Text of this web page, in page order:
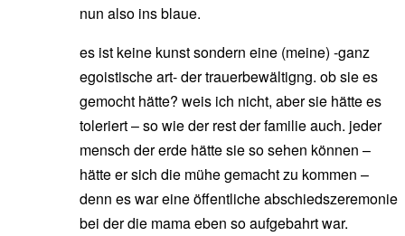
nun also ins blaue.
es ist keine kunst sondern eine (meine) -ganz
egoistische art- der trauerbewältigng. ob sie es
gemocht hätte? weis ich nicht, aber sie hätte es
toleriert – so wie der rest der familie auch. jeder
mensch der erde hätte sie so sehen können –
hätte er sich die mühe gemacht zu kommen –
denn es war eine öffentliche abschiedszeremonie
bei der die mama eben so aufgebahrt war.